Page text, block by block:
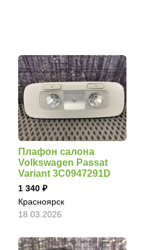
Плафон салона
Volkswagen Passat
Variant 3C0947291D
1 340
Красноярск
18.03.2026